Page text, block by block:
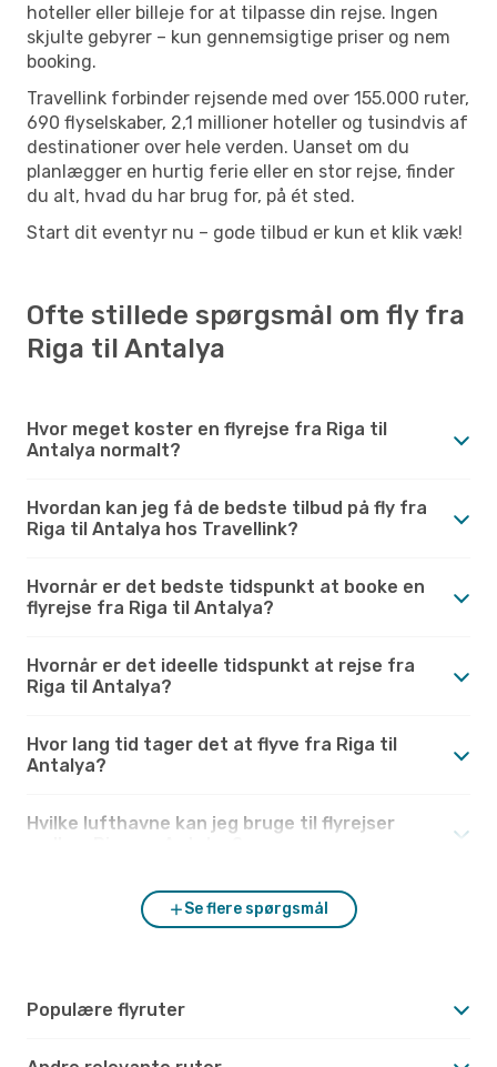
hoteller eller billeje for at tilpasse din rejse. Ingen
skjulte gebyrer – kun gennemsigtige priser og nem
booking.
Travellink forbinder rejsende med over 155.000 ruter,
690 flyselskaber, 2,1 millioner hoteller og tusindvis af
destinationer over hele verden. Uanset om du
planlægger en hurtig ferie eller en stor rejse, finder
du alt, hvad du har brug for, på ét sted.
Start dit eventyr nu – gode tilbud er kun et klik væk!
Ofte stillede spørgsmål om fly fra
Riga til Antalya
Hvor meget koster en flyrejse fra Riga til
Antalya normalt?
Hvordan kan jeg få de bedste tilbud på fly fra
Riga til Antalya hos Travellink?
Hvornår er det bedste tidspunkt at booke en
flyrejse fra Riga til Antalya?
Hvornår er det ideelle tidspunkt at rejse fra
Riga til Antalya?
Hvor lang tid tager det at flyve fra Riga til
Antalya?
Hvilke lufthavne kan jeg bruge til flyrejser
Se flere spørgsmål
Populære flyruter